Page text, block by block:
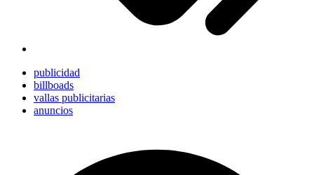
publicidad
billboads
vallas publicitarias
anuncios